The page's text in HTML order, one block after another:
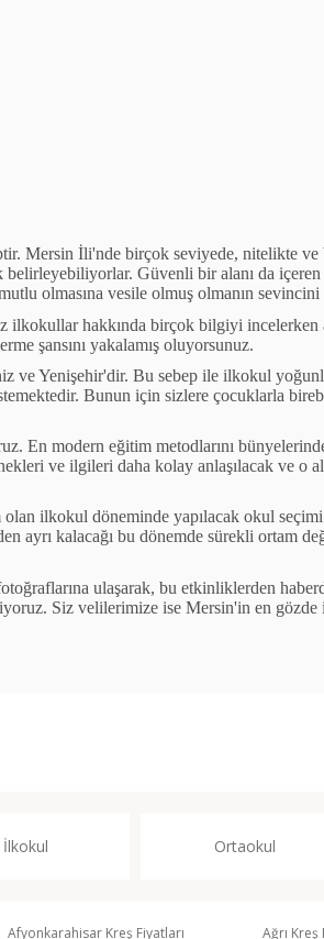
Mersin İli'nde birçok seviyede, nitelikte ve
belirleyebiliyorlar. Güvenli bir alanı da iç
olmasına vesile olmuş olmanın sevincini
ilkokullar hakkında birçok bilgiyi incelerken
şansını yakalamış oluyorsunuz.
ve Yenişehir'dir. Bu sebep ile ilkokul
Bunun için sizlere çocuklarla
En modern eğitim metodlarını bü
ve ilgileri daha kolay anlaşılacak ve o
olan ilkokul döneminde yapılacak okul seç
ayrı kalacağı bu dönemde sürekli ortam
ulaşarak, bu etkinliklerden
Siz velilerimize ise Mersin'in en gözde
İlkokul Ortaokul
Afyonkarahisar Kreş Fiyatları Ağrı Kreş